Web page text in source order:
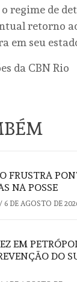
regime de
retorno
em seu
da CBN Rio
FRUSTRA
NA POSSE
/ 6 DE AGOSTO DE
EM
DO